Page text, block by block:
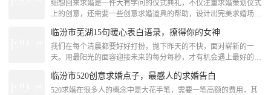
口，浪漫的剧情就已经开始上演，他和女友在工作人员的帮助下，
戴上了情侣特有的饰品，当他和最亲爱的女友走进酒店，反转性的
细想回来求婚是一件大有学问的仪式典礼，不仅注重求婚策划仪式
上的创意，还需要一些创意求婚道具的帮助，设计出完美求婚场
划中是十分重要，整个求婚现场的氛围要靠它们协调搭配。那么创
意求婚道具在现场应该怎样布置呢?又有哪些创意求婚道具让你的
女孩点头对你说“I DO”呢?小编带你来揭秘。创意求婚道具：求婚
临汾市芜湖15句暖心表白语录，撩得你的女神
我们在每个清晨都要好好打扮，抛下昨天的不快，面对崭新的一
天。用最阳光的面容迎接未来的每分每秒，才有机会遇上最好的爱
程。暖心表白语录1.不管风雨再不再来，让我的爱伴着你直到永
远。无需言证的承诺，我的心早已给了你。今生今世只想和你在一
临汾市520创意求婚点子，最感人的求婚告白
520求婚在很多人的概念中是大花手笔，需要一笔高额的费用，其